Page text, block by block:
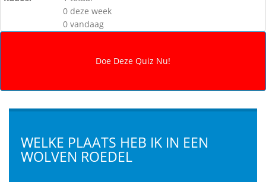
0 deze week
0 vandaag
WELKE PLAATS HEB IK IN EEN
WOLVEN ROEDEL